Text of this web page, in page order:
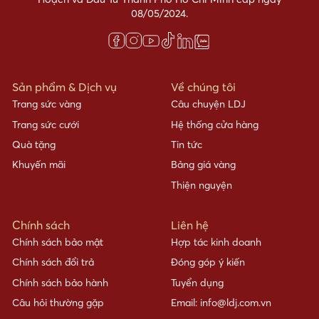
08/05/2024.
Sản phẩm & Dịch vụ
Trang sức vàng
Trang sức cưới
Quà tặng
Khuyến mãi
Về chúng tôi
Câu chuyện LDJ
Hệ thống cửa hàng
Tin tức
Bảng giá vàng
Thiện nguyện
Chính sách
Chính sách bảo mật
Chính sách đổi trả
Chính sách bảo hành
Câu hỏi thường gặp
Liên hệ
Hợp tác kinh doanh
Đóng góp ý kiến
Tuyển dụng
Email: info@ldj.com.vn